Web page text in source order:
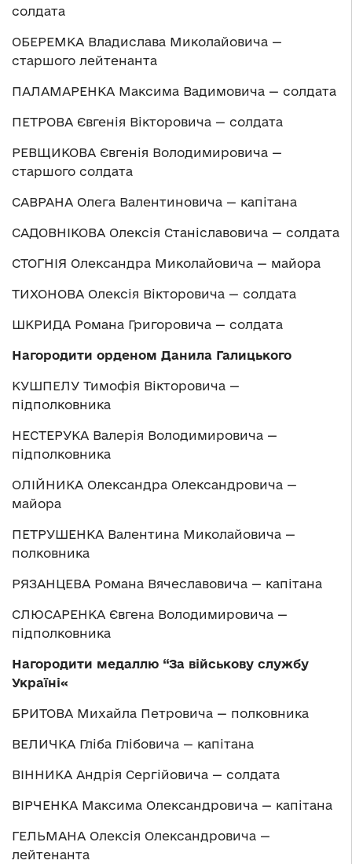
солдата
ОБЕРЕМКА Владислава Миколайовича —
старшого лейтенанта
ПАЛАМАРЕНКА Максима Вадимовича — солдата
ПЕТРОВА Євгенія Вікторовича — солдата
РЕВЩИКОВА Євгенія Володимировича —
старшого солдата
САВРАНА Олега Валентиновича — капітана
САДОВНІКОВА Олексія Станіславовича — солдата
СТОГНІЯ Олександра Миколайовича — майора
ТИХОНОВА Олексія Вікторовича — солдата
ШКРИДА Романа Григоровича — солдата
Нагородити орденом Данила Галицького
КУШПЕЛУ Тимофія Вікторовича —
підполковника
НЕСТЕРУКА Валерія Володимировича —
підполковника
ОЛІЙНИКА Олександра Олександровича —
майора
ПЕТРУШЕНКА Валентина Миколайовича —
полковника
РЯЗАНЦЕВА Романа Вячеславовича — капітана
СЛЮСАРЕНКА Євгена Володимировича —
підполковника
Нагородити медаллю “За військову службу
Україні«
БРИТОВА Михайла Петровича — полковника
ВЕЛИЧКА Гліба Глібовича — капітана
ВІННИКА Андрія Сергійовича — солдата
ВІРЧЕНКА Максима Олександровича — капітана
ГЕЛЬМАНА Олексія Олександровича —
лейтенанта